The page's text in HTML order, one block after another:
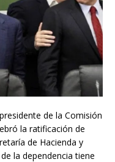
de la Comisión
la ratificación de
de Hacienda y
la dependencia tiene